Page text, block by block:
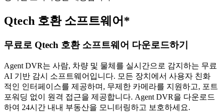
Qtech 호환 소프트웨어*
무료로 Qtech 호환 소프트웨어 다운로드하기
Agent DVR는 사람, 차량 및 물체를 실시간으로 감지하는 무료
AI 기반 감시 소프트웨어입니다. 모든 장치에서 사용자 친화
적인 인터페이스를 제공하며, 무제한 카메라를 지원하고, 포트
포워딩 없이 원격 접근을 제공합니다. Agent DVR을 다운로드
하여 24시간 내내 부동산을 모니터링하고 보호하세요.